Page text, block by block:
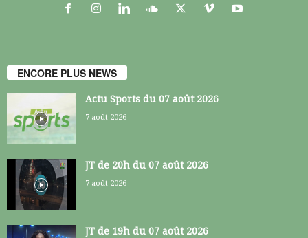
ENCORE PLUS NEWS
Actu Sports du 07 août 2026
7 août 2026
JT de 20h du 07 août 2026
7 août 2026
JT de 19h du 07 août 2026